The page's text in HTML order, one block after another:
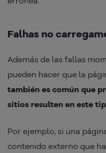
Falhas no
Además de las fallas
pueden hacer que la
también es común que
sitios resulten en este
Por ejemplo, si una
contenido externo que